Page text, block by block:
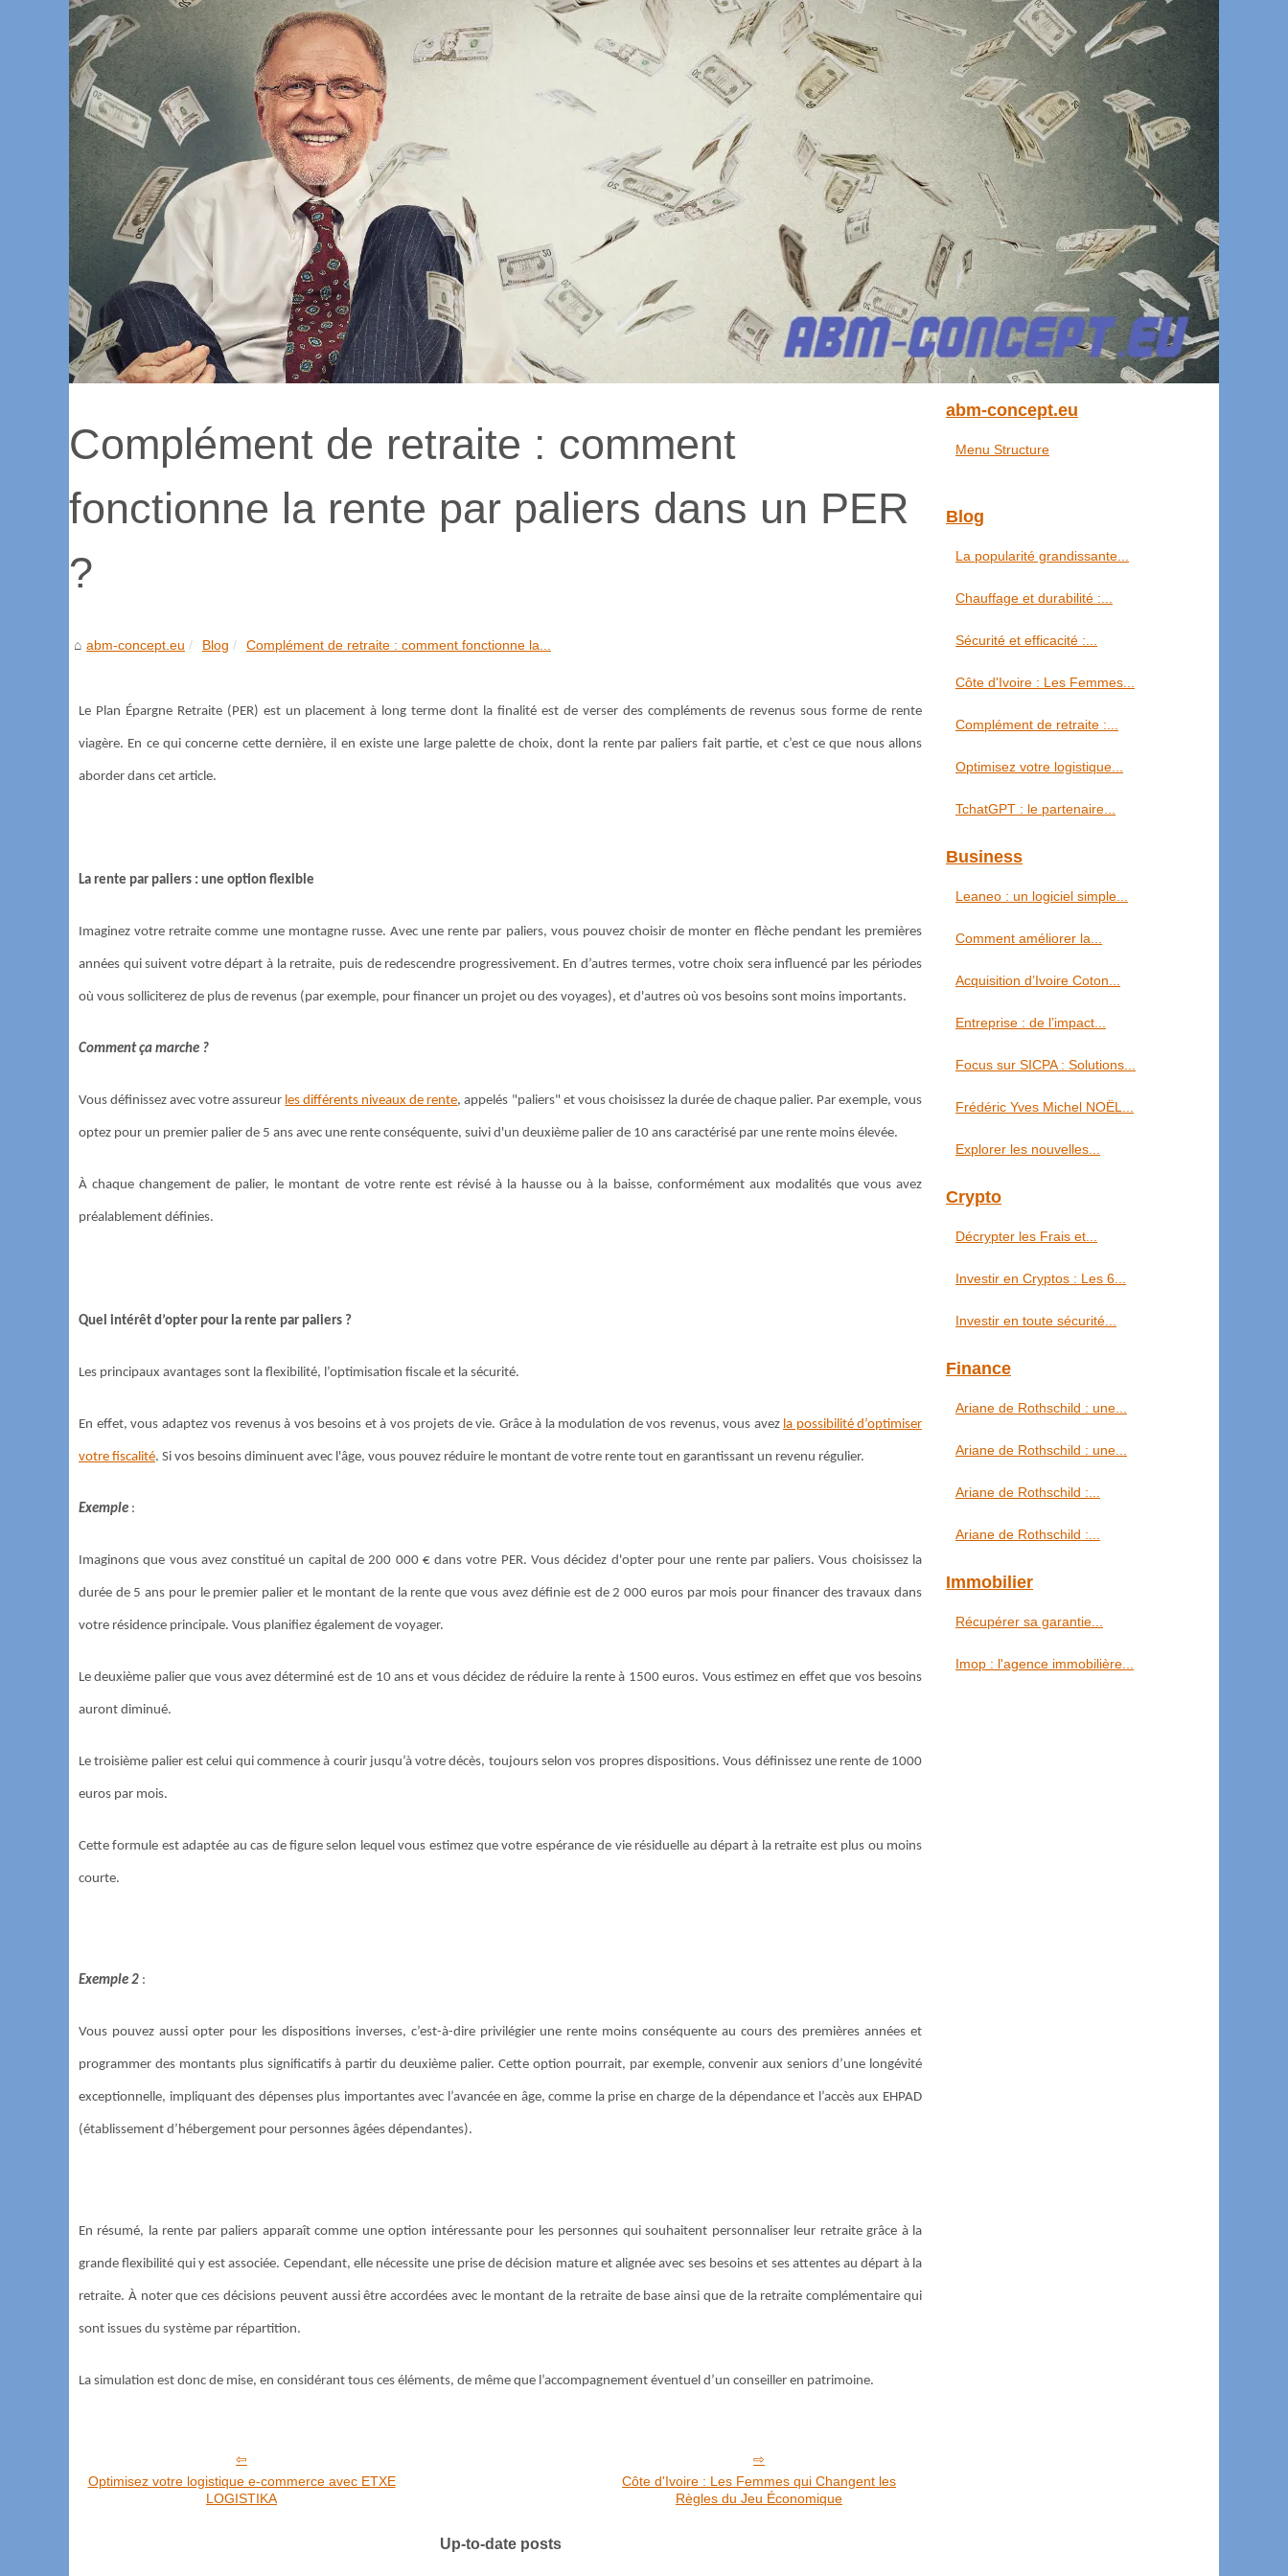
Complément de retraite : comment
fonctionne la rente par paliers dans un PER
?
abm-concept.eu Blog Complément de retraite : comment fonctionne la...
Le Plan Épargne Retraite (PER) est un placement à long terme dont la finalité est de verser des compléments de revenus sous forme de rente
viagère. En ce qui concerne cette dernière, il en existe une large palette de choix, dont la rente par paliers fait partie, et c’est ce que nous allons
aborder dans cet article.
La rente par paliers : une option flexible
Imaginez votre retraite comme une montagne russe. Avec une rente par paliers, vous pouvez choisir de monter en flèche pendant les premières
années qui suivent votre départ à la retraite, puis de redescendre progressivement. En d’autres termes, votre choix sera influencé par les périodes
où vous solliciterez de plus de revenus (par exemple, pour financer un projet ou des voyages), et d'autres où vos besoins sont moins importants.
Comment ça marche ?
Vous définissez avec votre assureur les différents niveaux de rente, appelés "paliers" et vous choisissez la durée de chaque palier. Par exemple, vous
optez pour un premier palier de 5 ans avec une rente conséquente, suivi d'un deuxième palier de 10 ans caractérisé par une rente moins élevée.
À chaque changement de palier, le montant de votre rente est révisé à la hausse ou à la baisse, conformément aux modalités que vous avez
préalablement définies.
Quel intérêt d’opter pour la rente par paliers ?
Les principaux avantages sont la flexibilité, l’optimisation fiscale et la sécurité.
En effet, vous adaptez vos revenus à vos besoins et à vos projets de vie. Grâce à la modulation de vos revenus, vous avez la possibilité d’optimiser
votre fiscalité. Si vos besoins diminuent avec l'âge, vous pouvez réduire le montant de votre rente tout en garantissant un revenu régulier.
Exemple :
Imaginons que vous avez constitué un capital de 200 000 € dans votre PER. Vous décidez d'opter pour une rente par paliers. Vous choisissez la
durée de 5 ans pour le premier palier et le montant de la rente que vous avez définie est de 2 000 euros par mois pour financer des travaux dans
votre résidence principale. Vous planifiez également de voyager.
Le deuxième palier que vous avez déterminé est de 10 ans et vous décidez de réduire la rente à 1500 euros. Vous estimez en effet que vos besoins
auront diminué.
Le troisième palier est celui qui commence à courir jusqu’à votre décès, toujours selon vos propres dispositions. Vous définissez une rente de 1000
euros par mois.
Cette formule est adaptée au cas de figure selon lequel vous estimez que votre espérance de vie résiduelle au départ à la retraite est plus ou moins
courte.
Exemple 2 :
Vous pouvez aussi opter pour les dispositions inverses, c’est-à-dire privilégier une rente moins conséquente au cours des premières années et
programmer des montants plus significatifs à partir du deuxième palier. Cette option pourrait, par exemple, convenir aux seniors d’une longévité
exceptionnelle, impliquant des dépenses plus importantes avec l’avancée en âge, comme la prise en charge de la dépendance et l’accès aux EHPAD
(établissement d’hébergement pour personnes âgées dépendantes).
En résumé, la rente par paliers apparaît comme une option intéressante pour les personnes qui souhaitent personnaliser leur retraite grâce à la
grande flexibilité qui y est associée. Cependant, elle nécessite une prise de décision mature et alignée avec ses besoins et ses attentes au départ à la
retraite. À noter que ces décisions peuvent aussi être accordées avec le montant de la retraite de base ainsi que de la retraite complémentaire qui
sont issues du système par répartition.
La simulation est donc de mise, en considérant tous ces éléments, de même que l’accompagnement éventuel d’un conseiller en patrimoine.
Optimisez votre logistique e-commerce avec ETXE
LOGISTIKA
Côte d'Ivoire : Les Femmes qui Changent les
Règles du Jeu Économique
Up-to-date posts
abm-concept.eu
Menu Structure
Blog
La popularité grandissante...
Chauffage et durabilité :...
Sécurité et efficacité :...
Côte d'Ivoire : Les Femmes...
Complément de retraite :...
Optimisez votre logistique...
TchatGPT : le partenaire...
Business
Leaneo : un logiciel simple...
Comment améliorer la...
Acquisition d’Ivoire Coton...
Entreprise : de l’impact...
Focus sur SICPA : Solutions...
Frédéric Yves Michel NOËL...
Explorer les nouvelles...
Crypto
Décrypter les Frais et...
Investir en Cryptos : Les 6...
Investir en toute sécurité...
Finance
Ariane de Rothschild : une...
Ariane de Rothschild : une...
Ariane de Rothschild :...
Ariane de Rothschild :...
Immobilier
Récupérer sa garantie...
Imop : l'agence immobilière...